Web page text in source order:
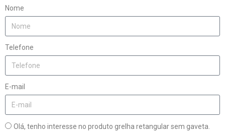
Nome
Telefone
E-mail
Olá, tenho interesse no produto grelha retangular sem gaveta.